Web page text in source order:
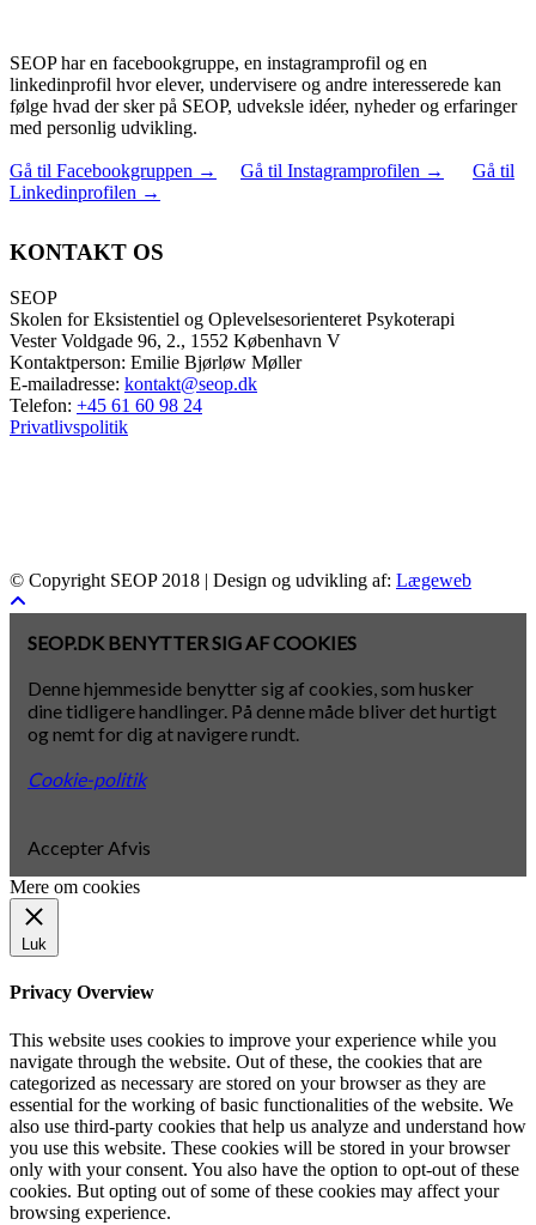
SEOP har en facebookgruppe, en instagramprofil og en
linkedinprofil hvor elever, undervisere og andre interesserede kan
følge hvad der sker på SEOP, udveksle idéer, nyheder og erfaringer
med personlig udvikling.
Gå til Facebookgruppen → Gå til Instagramprofilen →
Gå til
Linkedinprofilen →
KONTAKT OS
SEOP
Skolen for Eksistentiel og Oplevelsesorienteret Psykoterapi
Vester Voldgade 96, 2., 1552 København V
Kontaktperson: Emilie Bjørløw Møller
E-mailadresse: kontakt@seop.dk
Telefon: +45 61 60 98 24
Privatlivspolitik
© Copyright SEOP 2018 | Design og udvikling af: Lægeweb
SEOP.DK BENYTTER SIG AF COOKIES
Denne hjemmeside benytter sig af cookies, som husker
dine tidligere handlinger. På denne måde bliver det hurtigt
og nemt for dig at navigere rundt.
Cookie-politik
AccepterAfvis
Mere om cookies
Luk
Privacy Overview
This website uses cookies to improve your experience while you
navigate through the website. Out of these, the cookies that are
categorized as necessary are stored on your browser as they are
essential for the working of basic functionalities of the website. We
also use third-party cookies that help us analyze and understand how
you use this website. These cookies will be stored in your browser
only with your consent. You also have the option to opt-out of these
cookies. But opting out of some of these cookies may affect your
browsing experience.